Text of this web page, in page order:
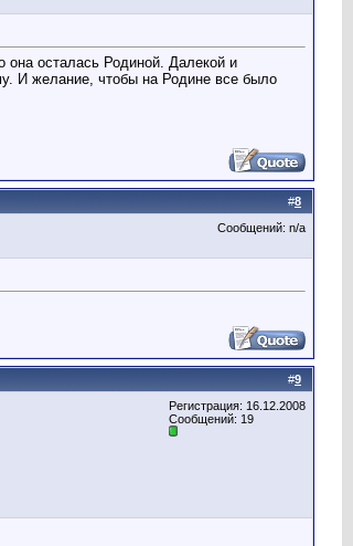
осталась Родиной. Далекой и
И желание, чтобы на Родине все было
#8
Сообщений: n/a
#9
Регистрация: 16.12.2008
Сообщений: 19